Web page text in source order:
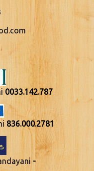
0033.142.787
836.000.2781
-